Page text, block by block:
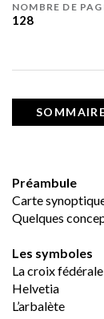
NOMBRE DE
128
Préambule
Carte
Quelques
Les symboles
La croix fédérale
Helvetia